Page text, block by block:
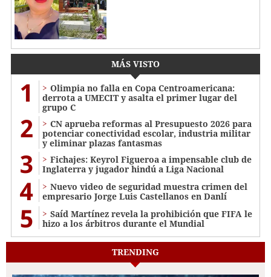
MÁS VISTO
1
Olimpia no falla en Copa Centroamericana:
derrota a UMECIT y asalta el primer lugar del
grupo C
2
CN aprueba reformas al Presupuesto 2026 para
potenciar conectividad escolar, industria militar
y eliminar plazas fantasmas
3
Fichajes: Keyrol Figueroa a impensable club de
Inglaterra y jugador hindú a Liga Nacional
4
Nuevo video de seguridad muestra crimen del
empresario Jorge Luis Castellanos en Danlí
5
Saíd Martínez revela la prohibición que FIFA le
hizo a los árbitros durante el Mundial
TRENDING